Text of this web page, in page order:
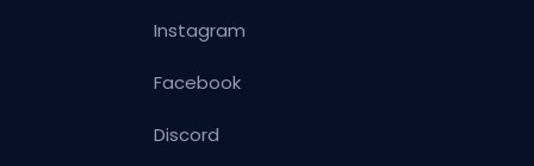
Instagram
Facebook
Discord